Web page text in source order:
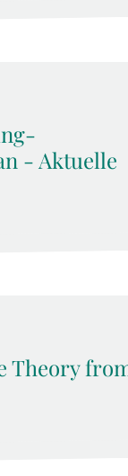
- Aktuelle
Theory